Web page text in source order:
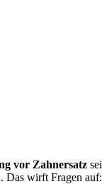
vor Zahnersatz
Das wirft Fragen auf: